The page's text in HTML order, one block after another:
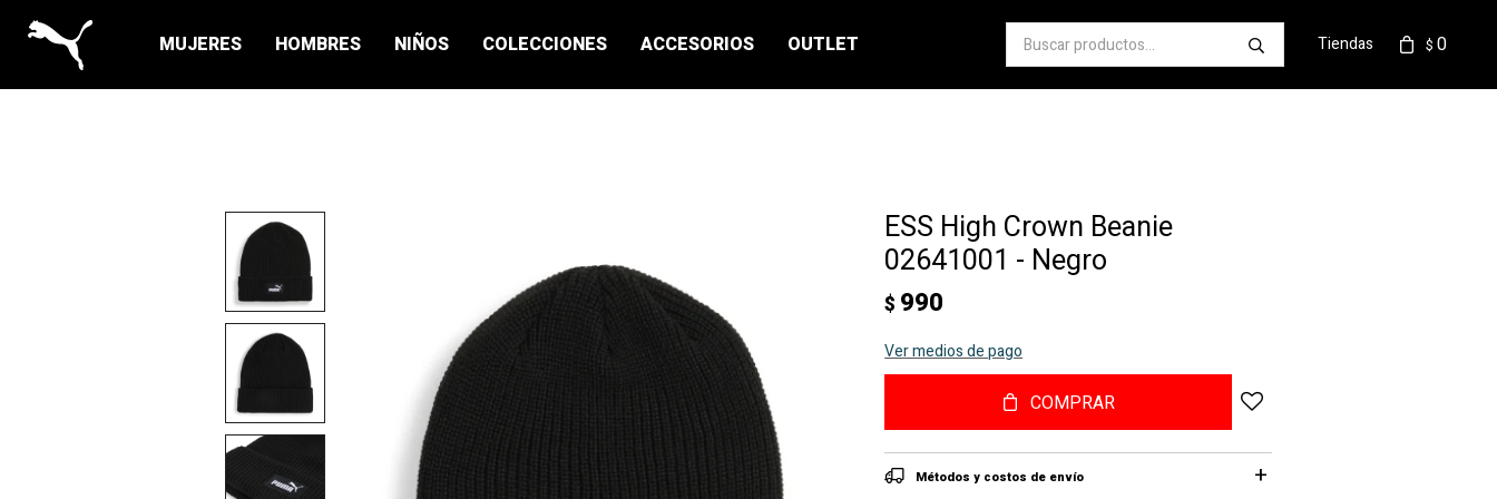
MUJERES HOMBRES NIÑOS COLECCIONES ACCESORIOS OUTLET $ 0
Tiendas
ESS High Crown Beanie
02641001 - Negro
$ 990
Ver medios de pago
COMPRAR
Métodos y costos de envío